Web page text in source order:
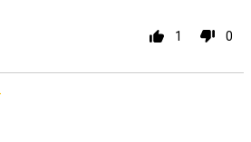
1 0